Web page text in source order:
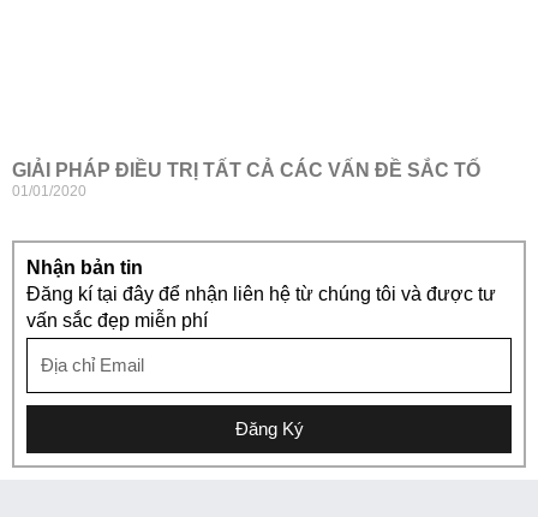
GIẢI PHÁP ĐIỀU TRỊ TẤT CẢ CÁC VẤN ĐỀ SẮC TỐ
01/01/2020
Nhận bản tin
Đăng kí tại đây để nhận liên hệ từ chúng tôi và được tư
vấn sắc đẹp miễn phí
Đăng Ký